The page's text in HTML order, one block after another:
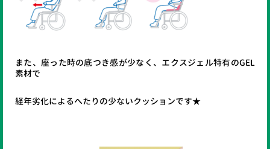
また、座った時の底つき感が少なく、エクスジェル特有のGEL
素材で
経年劣化によるへたりの少ないクッションです★